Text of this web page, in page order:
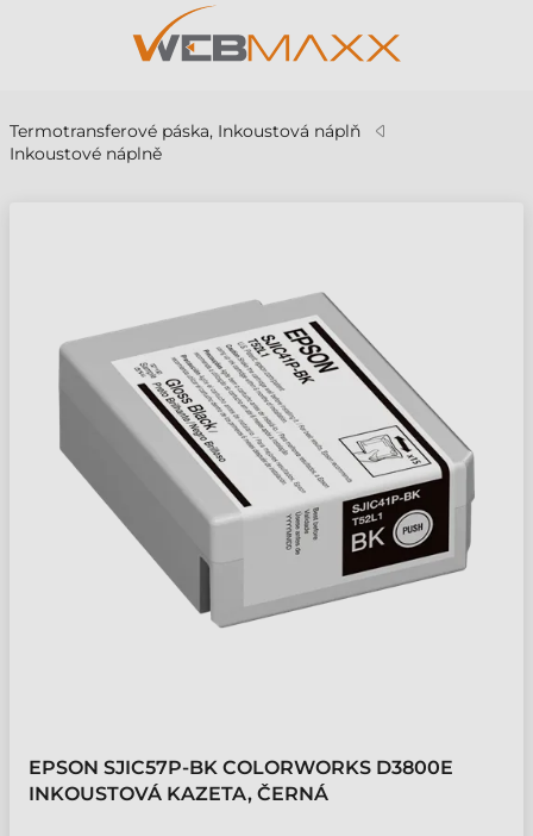
Termotransferové páska, Inkoustová náplň
Inkoustové náplně
EPSON SJIC57P-BK COLORWORKS D3800E
INKOUSTOVÁ KAZETA, ČERNÁ